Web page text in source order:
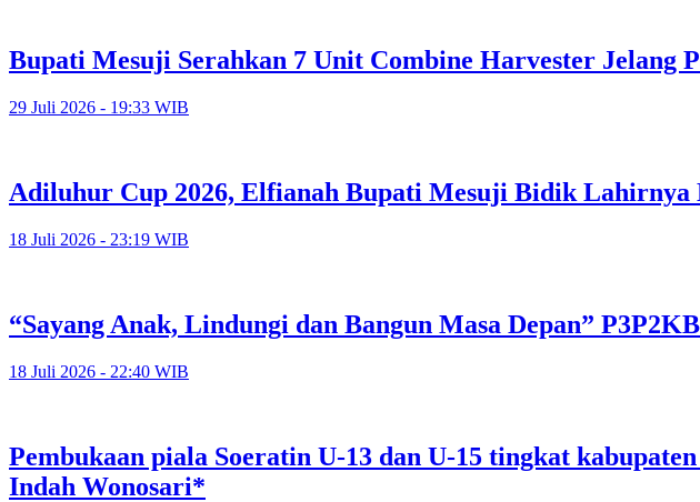
Bupati Mesuji Serahkan 7 Unit Combine Harvester Jelang
29 Juli 2026 - 19:33 WIB
Adiluhur Cup 2026, Elfianah Bupati Mesuji Bidik Lahirnya
18 Juli 2026 - 23:19 WIB
“Sayang Anak, Lindungi dan Bangun Masa Depan”
18 Juli 2026 - 22:40 WIB
Pembukaan piala Soeratin U-13 dan U-15 tingkat
Indah Wonosari*